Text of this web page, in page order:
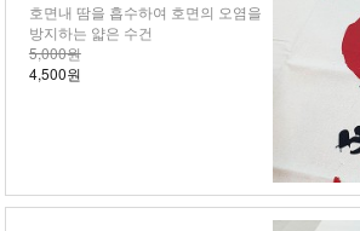
호면내 땀을 흡수하여 호면의 오염을
방지하는 얇은 수건
5,000원
4,500원